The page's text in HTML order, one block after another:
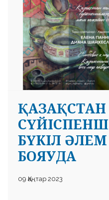
БҮКІЛ
БОЯУДА
09 Қаңтар 2023